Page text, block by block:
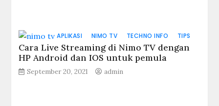
APLIKASI NIMO TV TECHNO INFO TIPS
Cara Live Streaming di Nimo TV dengan
HP Android dan IOS untuk pemula
September 20, 2021 admin